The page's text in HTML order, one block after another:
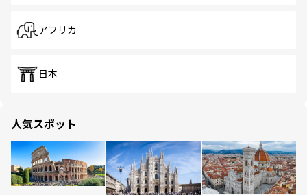
アフリカ
日本
人気スポット